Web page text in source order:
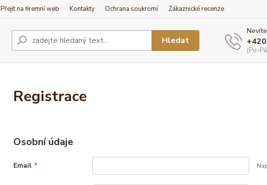
Přejít na firemní web Kontakty Ochrana soukromí Zákaznické recenze
Hledat
(Po-
Registrace
Osobní údaje
Email *